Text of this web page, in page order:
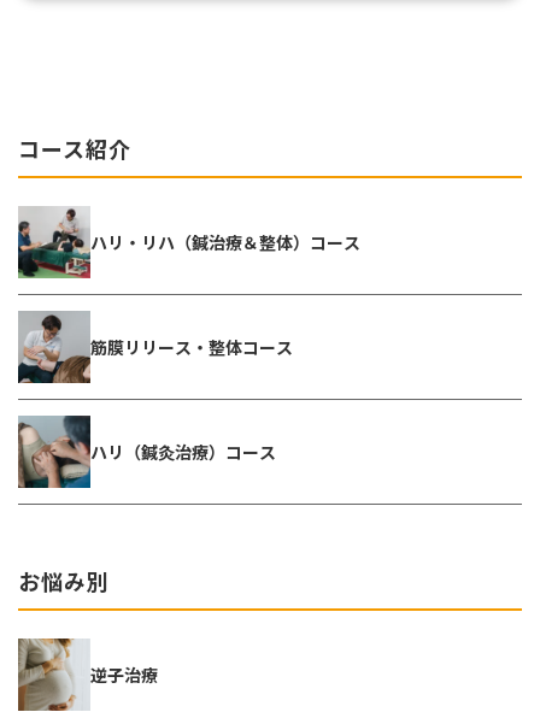
コース紹介
ハリ・リハ（鍼治療＆整体）コース
筋膜リリース・整体コース
ハリ（鍼灸治療）コース
お悩み別
逆子治療